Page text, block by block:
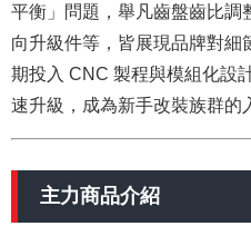
平衡」問題，舉凡齒盤齒比調
向升級件等，皆展現品牌對細
期投入 CNC 製程與模組化設
速升級，成為新手改裝族群的
主力商品介紹